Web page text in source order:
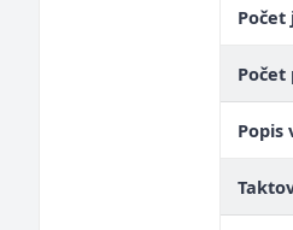
Počet
Počet
Popis